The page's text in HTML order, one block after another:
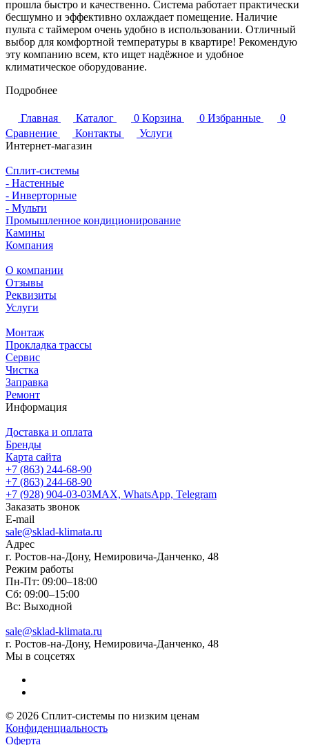
прошла быстро и качественно. Система работает практически
бесшумно и эффективно охлаждает помещение. Наличие
пульта с таймером очень удобно в использовании. Отличный
выбор для комфортной температуры в квартире! Рекомендую
эту компанию всем, кто ищет надёжное и удобное
климатическое оборудование.
Подробнее
Главная Каталог 0 Корзина 0 Избранные
0
Сравнение
Контакты
Услуги
Интернет-магазин
Сплит-системы
- Настенные
- Инверторные
- Мульти
Промышленное кондиционирование
Камины
Компания
О компании
Отзывы
Реквизиты
Услуги
Монтаж
Прокладка трассы
Сервис
Чистка
Заправка
Ремонт
Информация
Доставка и оплата
Бренды
Карта сайта
+7 (863) 244-68-90
+7 (863) 244-68-90
+7 (928) 904-03-03MAX, WhatsApp, Telegram
Заказать звонок
E-mail
sale@sklad-klimata.ru
Адрес
г. Ростов-на-Дону, Немировича-Данченко, 48
Режим работы
Пн-Пт: 09:00–18:00
Сб: 09:00–15:00
Вс: Выходной
sale@sklad-klimata.ru
г. Ростов-на-Дону, Немировича-Данченко, 48
Мы в соцсетях
© 2026 Сплит-системы по низким ценам
Конфиденциальность
Оферта